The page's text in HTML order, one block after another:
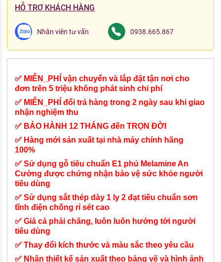
HỖ TRỢ KHÁCH HÀNG
Nhân viên tư vấn 0938.665.867
✅ MIỄN_PHÍ vận chuyển và lắp đặt tận nơi cho
đơn trên 5 triệu không phát sinh chi phí
✅ MIỄN_PHÍ đổi trả hàng trong 2 ngày sau khi giao
nhận nghiệm thu
✅ BẢO HÀNH 12 THÁNG đến TRỌN ĐỜI
✅ Hàng mới sản xuất tại nhà máy chính hãng
100%
✅ Sử dụng gỗ tiêu chuẩn E1 phủ Melamine An
Cường được chứng nhận bảo vệ sức khỏe người
tiêu dùng
✅ Sử dụng sắt thép dày 1 ly 2 đạt tiêu chuẩn sơn
tĩnh điện chống rỉ sét cao
✅ Giá cả phải chăng, luôn luôn hướng tới người
tiêu dùng
✅ Thay đổi kích thước và màu sắc theo yêu cầu
✅ Nhận thiết kế sản xuất theo bảng vẽ và hình ảnh